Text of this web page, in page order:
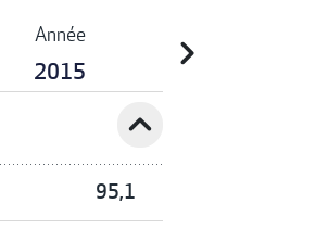
Année
2015 chevron_right
expand_less
95,1